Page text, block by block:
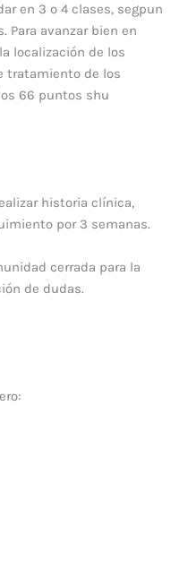
en 3 o 4 clases, segpun
Para avanzar bien en
localización de los
tratamiento de los
66 puntos shu
historia clínica,
por 3 semanas.
cerrada para la
de dudas.